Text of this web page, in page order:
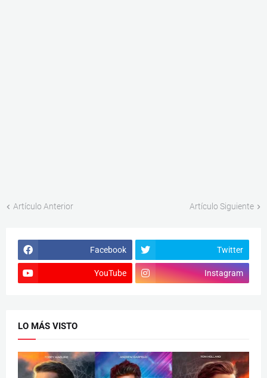
Artículo Anterior Artículo Siguiente
Facebook Twitter
YouTube Instagram
LO MÁS VISTO